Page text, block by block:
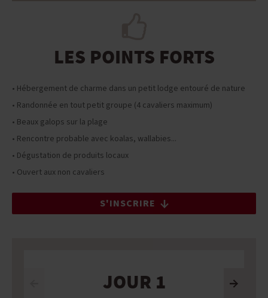
LES POINTS FORTS
• Hébergement de charme dans un petit lodge entouré de nature
• Randonnée en tout petit groupe (4 cavaliers maximum)
• Beaux galops sur la plage
• Rencontre probable avec koalas, wallabies...
• Dégustation de produits locaux
• Ouvert aux non cavaliers
S'INSCRIRE
JOUR 1